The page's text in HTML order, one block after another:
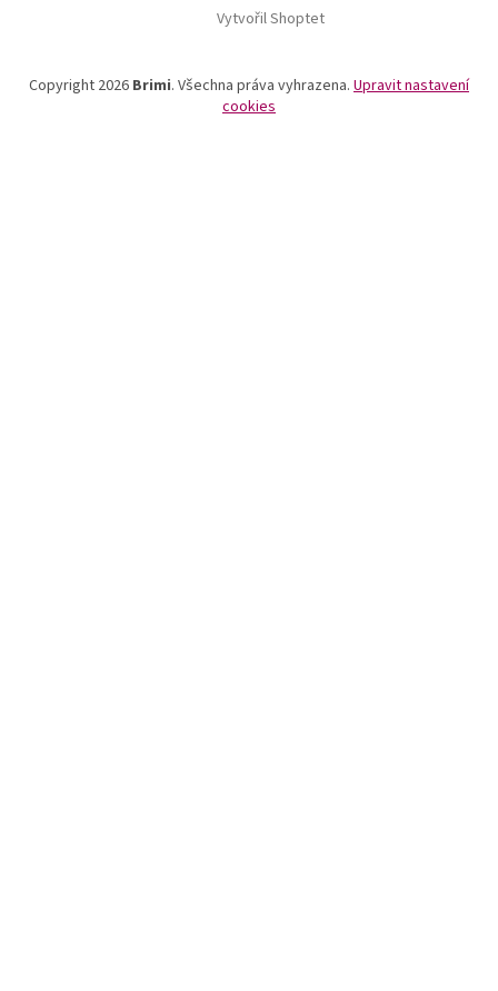
Vytvořil Shoptet
Copyright 2026 Brimi. Všechna práva vyhrazena. Upravit nastavení
cookies